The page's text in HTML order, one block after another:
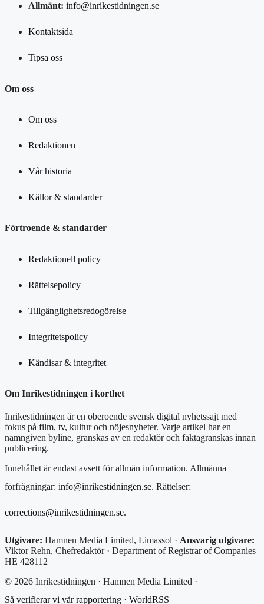
Allmänt: info@inrikestidningen.se
Kontaktsida
Tipsa oss
Om oss
Om oss
Redaktionen
Vår historia
Källor & standarder
Förtroende & standarder
Redaktionell policy
Rättelsepolicy
Tillgänglighetsredogörelse
Integritetspolicy
Kändisar & integritet
Om Inrikestidningen i korthet
Inrikestidningen är en oberoende svensk digital nyhetssajt med
fokus på film, tv, kultur och nöjesnyheter. Varje artikel har en
namngiven byline, granskas av en redaktör och faktagranskas innan
publicering.
Innehållet är endast avsett för allmän information. Allmänna
förfrågningar: info@inrikestidningen.se. Rättelser:
corrections@inrikestidningen.se.
Utgivare: Hamnen Media Limited, Limassol · Ansvarig utgivare:
Viktor Rehn, Chefredaktör · Department of Registrar of Companies
HE 428112
© 2026 Inrikestidningen · Hamnen Media Limited ·
Så verifierar vi vår rapportering · WorldRSS